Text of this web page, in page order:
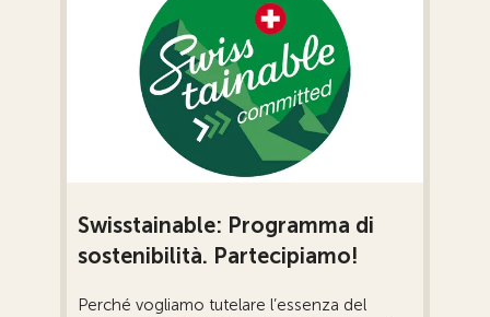
Swisstainable: Programma di
sostenibilità. Partecipiamo!
Perché vogliamo tutelare l’essenza del